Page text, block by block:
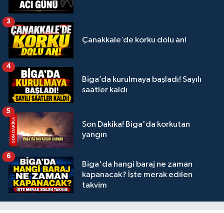
Çanakkale’de korku dolu an!
3
Biga’da kurulmaya başladı! Sayılı
saatler kaldı
4
Son Dakika! Biga'da korkutan
yangın
5
Biga'da hangi baraj ne zaman
kapanacak? İşte merak edilen
takvim
6